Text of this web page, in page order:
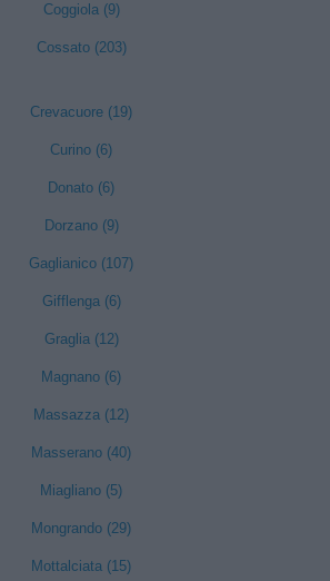
Coggiola (9)
Cossato (203)
Crevacuore (19)
Curino (6)
Donato (6)
Dorzano (9)
Gaglianico (107)
Gifflenga (6)
Graglia (12)
Magnano (6)
Massazza (12)
Masserano (40)
Miagliano (5)
Mongrando (29)
Mottalciata (15)